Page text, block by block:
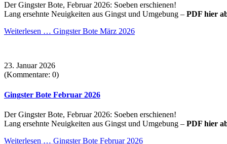
Der Gingster Bote, Februar 2026: Soeben erschienen!
Lang ersehnte Neuigkeiten aus Gingst und Umgebung – PDF hier
Weiterlesen … Gingster Bote März 2026
23. Januar 2026
(Kommentare: 0)
Gingster Bote Februar 2026
Der Gingster Bote, Februar 2026: Soeben erschienen!
Lang ersehnte Neuigkeiten aus Gingst und Umgebung – PDF hier
Weiterlesen … Gingster Bote Februar 2026